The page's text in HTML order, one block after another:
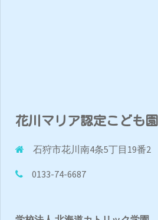
花川マリア認定こども園
石狩市花川南4条5丁目19番2
0133-74-6687